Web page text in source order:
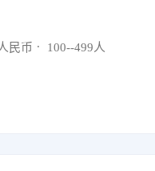
民币 100--499人